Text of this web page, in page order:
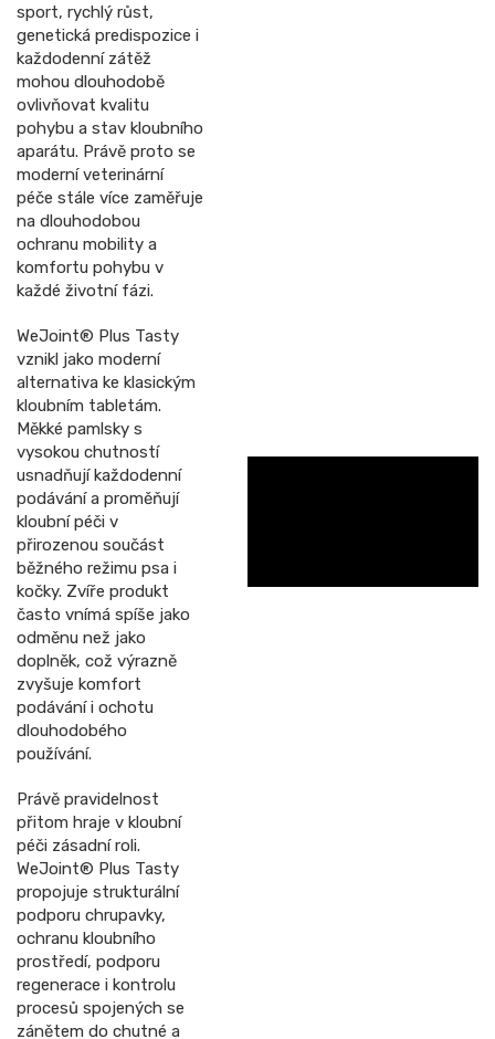
sport, rychlý růst,
genetická predispozice i
každodenní zátěž
mohou dlouhodobě
ovlivňovat kvalitu
pohybu a stav kloubního
aparátu. Právě proto se
moderní veterinární
péče stále více zaměřuje
na dlouhodobou
ochranu mobility a
komfortu pohybu v
každé životní fázi.
WeJoint® Plus Tasty
vznikl jako moderní
alternativa ke klasickým
kloubním tabletám.
Měkké pamlsky s
vysokou chutností
usnadňují každodenní
podávání a proměňují
kloubní péči v
přirozenou součást
běžného režimu psa i
kočky. Zvíře produkt
často vnímá spíše jako
odměnu než jako
doplněk, což výrazně
zvyšuje komfort
podávání i ochotu
dlouhodobého
používání.
Právě pravidelnost
přitom hraje v kloubní
péči zásadní roli.
WeJoint® Plus Tasty
propojuje strukturální
podporu chrupavky,
ochranu kloubního
prostředí, podporu
regenerace i kontrolu
procesů spojených se
zánětem do chutné a